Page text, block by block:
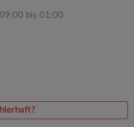
09:00 bis 01:00